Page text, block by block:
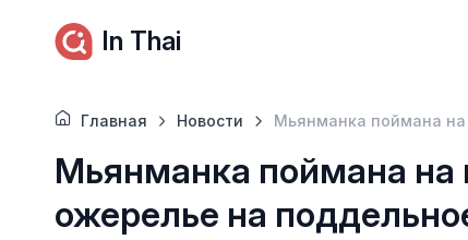
In Thai
Главная Новости Мьянманка поймана на
Мьянманка поймана на
ожерелье на